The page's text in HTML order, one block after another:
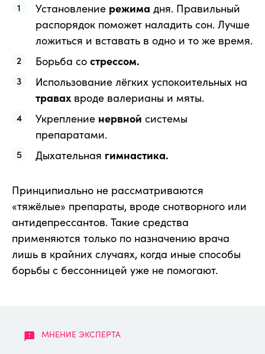
Установление режима дня. Правильный
распорядок поможет наладить сон. Лучше
ложиться и вставать в одно и то же время.
Борьба со стрессом.
Использование лёгких успокоительных на
травах вроде валерианы и мяты.
Укрепление нервной системы
препаратами.
Дыхательная гимнастика.
Принципиально не рассматриваются
«тяжёлые» препараты, вроде снотворного или
антидепрессантов. Такие средства
применяются только по назначению врача
лишь в крайних случаях, когда иные способы
борьбы с бессонницей уже не помогают.